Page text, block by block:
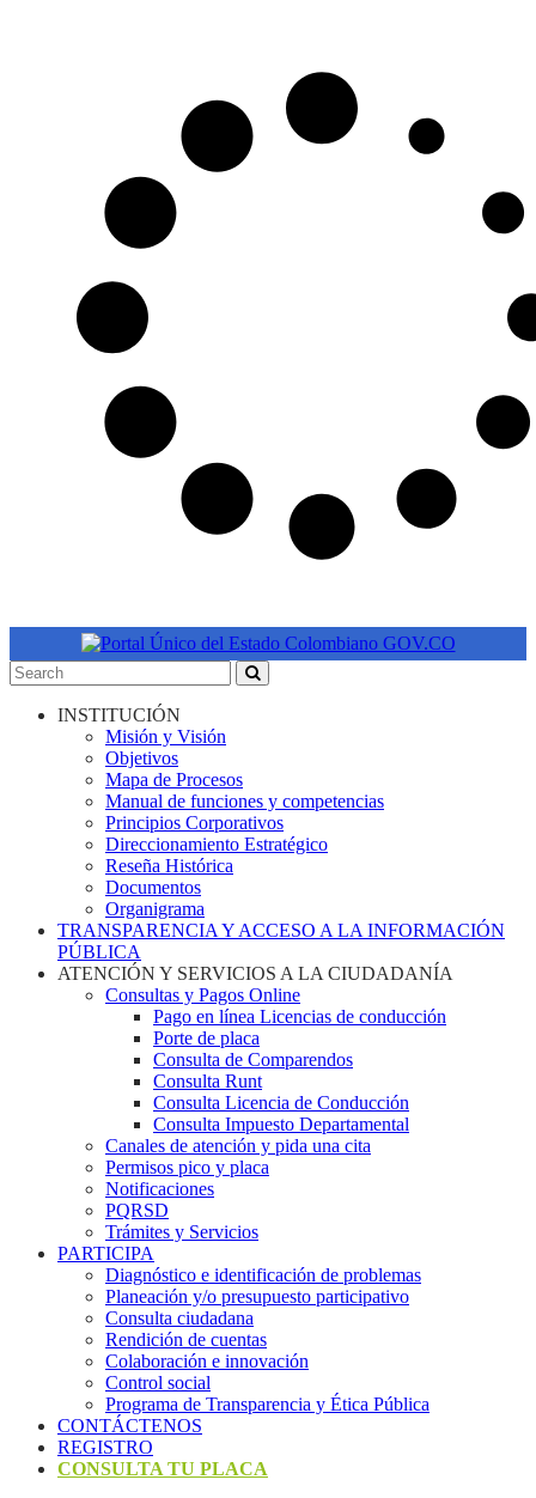
INSTITUCIÓN
Misión y Visión
Objetivos
Mapa de Procesos
Manual de funciones y competencias
Principios Corporativos
Direccionamiento Estratégico
Reseña Histórica
Documentos
Organigrama
TRANSPARENCIA Y ACCESO A LA INFORMACIÓN
PÚBLICA
ATENCIÓN Y SERVICIOS A LA CIUDADANÍA
Consultas y Pagos Online
Pago en línea Licencias de conducción
Porte de placa
Consulta de Comparendos
Consulta Runt
Consulta Licencia de Conducción
Consulta Impuesto Departamental
Canales de atención y pida una cita
Permisos pico y placa
Notificaciones
PQRSD
Trámites y Servicios
PARTICIPA
Diagnóstico e identificación de problemas
Planeación y/o presupuesto participativo​
Consulta ciudadana
Rendición de cuentas
Colaboración e innovación
Control social
Programa de Transparencia y Ética Pública
CONTÁCTENOS
REGISTRO
CONSULTA TU PLACA